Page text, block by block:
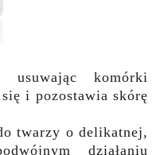
usuwając komórki
i pozostawia skórę
twarzy o delikatnej,
działaniu